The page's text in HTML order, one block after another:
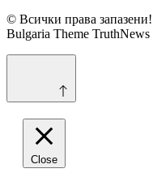
© Всички права
Bulgaria Theme TruthNews
Close